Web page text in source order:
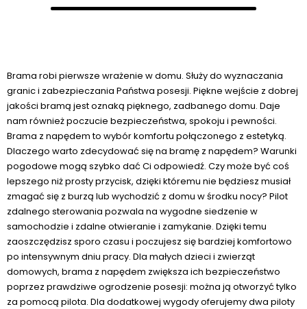
Brama robi pierwsze wrażenie w domu. Służy do wyznaczania
granic i zabezpieczania Państwa posesji. Piękne wejście z dobrej
jakości bramą jest oznaką pięknego, zadbanego domu. Daje
nam również poczucie bezpieczeństwa, spokoju i pewności.
Brama z napędem to wybór komfortu połączonego z estetyką.
Dlaczego warto zdecydować się na bramę z napędem? Warunki
pogodowe mogą szybko dać Ci odpowiedź. Czy może być coś
lepszego niż prosty przycisk, dzięki któremu nie będziesz musiał
zmagać się z burzą lub wychodzić z domu w środku nocy? Pilot
zdalnego sterowania pozwala na wygodne siedzenie w
samochodzie i zdalne otwieranie i zamykanie. Dzięki temu
zaoszczędzisz sporo czasu i poczujesz się bardziej komfortowo
po intensywnym dniu pracy. Dla małych dzieci i zwierząt
domowych, brama z napędem zwiększa ich bezpieczeństwo
poprzez prawdziwe ogrodzenie posesji: można ją otworzyć tylko
za pomocą pilota. Dla dodatkowej wygody oferujemy dwa piloty